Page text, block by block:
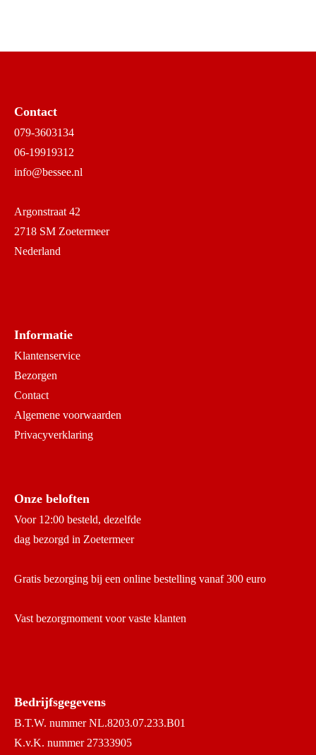
Contact
079-3603134
06-19919312
info@bessee.nl
Argonstraat 42
2718 SM Zoetermeer
Nederland
Informatie
Klantenservice
Bezorgen
Contact
Algemene voorwaarden
Privacyverklaring
Onze beloften
Voor 12:00 besteld, dezelfde
dag bezorgd in Zoetermeer
Gratis bezorging bij een online bestelling vanaf 300 euro
Vast bezorgmoment voor vaste klanten
Bedrijfsgegevens
B.T.W. nummer NL.8203.07.233.B01
K.v.K. nummer 27333905